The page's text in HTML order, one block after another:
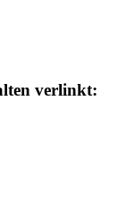
verlinkt: